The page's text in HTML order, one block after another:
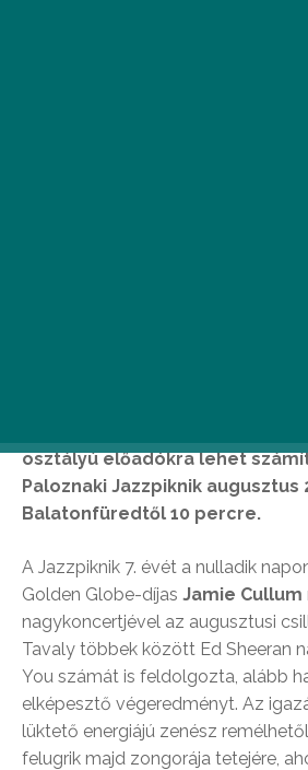
osztályú előadókra lehet
Paloznaki Jazzpiknik augusztus
Balatonfüredtől 10 percre.
A Jazzpiknik 7. évét a nulladik
Golden Globe-díjas Jamie Cullum
nagykoncertjével az augusztusi
Tavaly többek között Ed Sheeran
You számát is feldolgozta, alább
elképesztő végeredményt. Az
lüktető energiájú zenész
felugrik majd zongorája tetejére,